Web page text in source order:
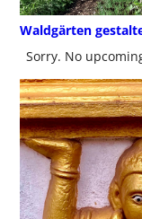
Waldgärten
Sorry. No